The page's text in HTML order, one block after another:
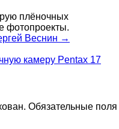
плёночных
фотопроекты.
Веснин →
камеру Pentax 17
Обязательные поля